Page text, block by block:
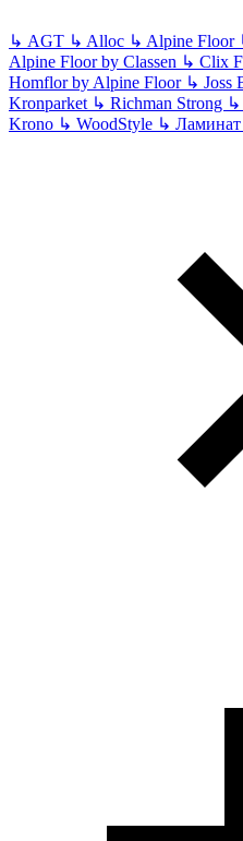
↳ AGT ↳ Alloc ↳ Alpine Floor
Alpine Floor by Classen ↳ Clix
Homflor by Alpine Floor ↳ Joss
Kronparket ↳ Richman Strong ↳
Krono ↳ WoodStyle ↳ Ламинат